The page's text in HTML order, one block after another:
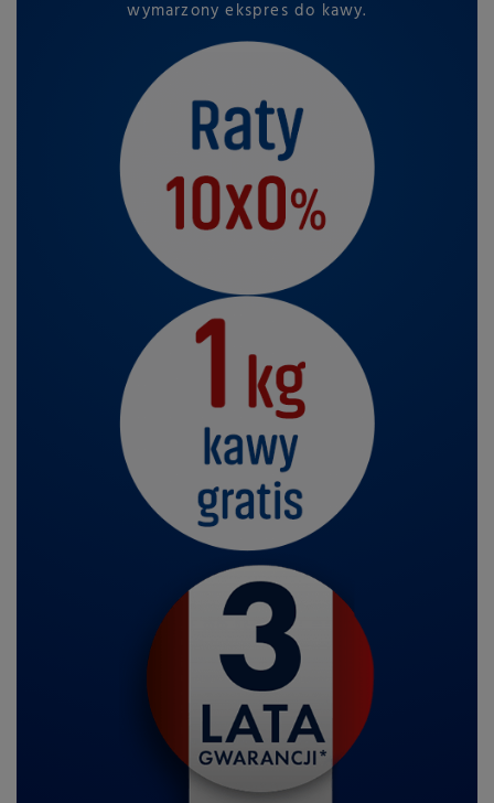
wymarzony ekspres do kawy.